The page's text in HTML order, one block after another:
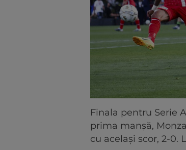
Finala pentru Serie
prima manșă,
cu același scor, 2-0.